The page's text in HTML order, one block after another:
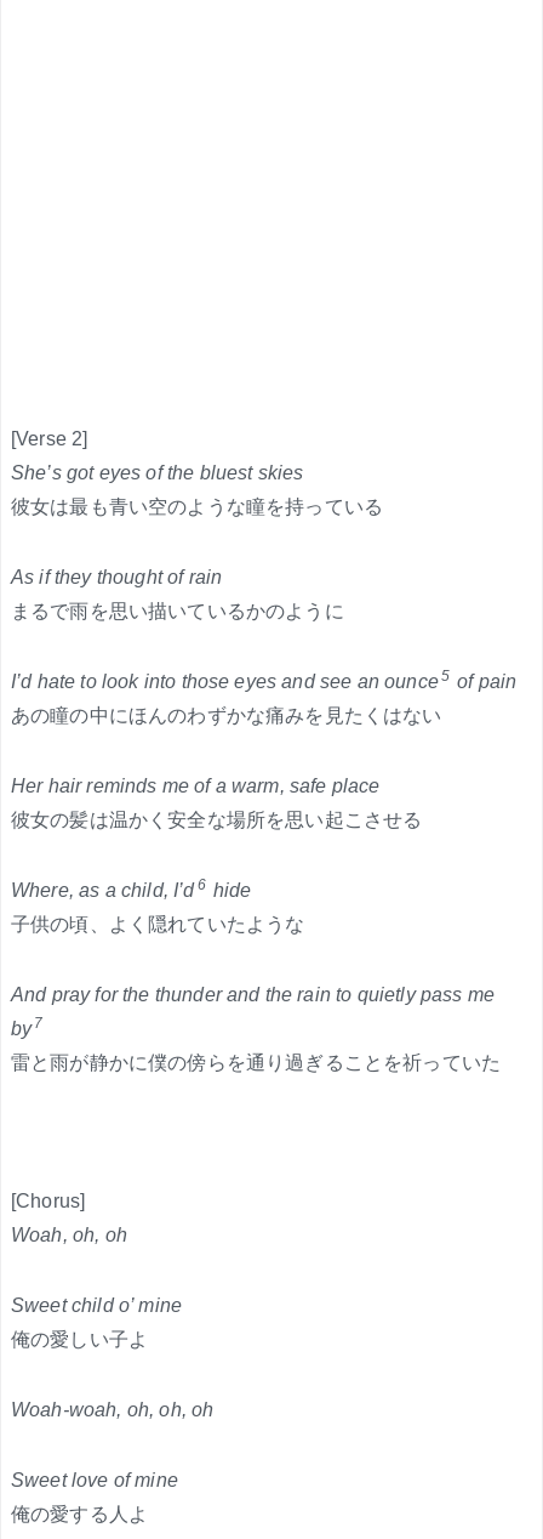
[Verse 2]
She’s got eyes of the bluest skies
彼女は最も青い空のような瞳を持っている
As if they thought of rain
まるで雨を思い描いているかのように
I’d hate to look into those eyes and see an ounce5 of pain
あの瞳の中にほんのわずかな痛みを見たくはない
Her hair reminds me of a warm, safe place
彼女の髪は温かく安全な場所を思い起こさせる
Where, as a child, I’d6 hide
子供の頃、よく隠れていたような
And pray for the thunder and the rain to quietly pass me
by7
雷と雨が静かに僕の傍らを通り過ぎることを祈っていた
[Chorus]
Woah, oh, oh
Sweet child o’ mine
俺の愛しい子よ
Woah-woah, oh, oh, oh
Sweet love of mine
俺の愛する人よ